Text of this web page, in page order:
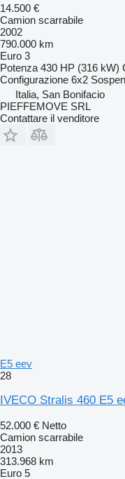
14.500 €
Camion scarrabile
2002
790.000 km
Euro 3
Potenza 430 HP (316 kW)
Configurazione 6x2
Italia, San Bonifacio
PIEFFEMOVE SRL
Contattare il venditore
E5 eev
28
IVECO Stralis 460 E5
52.000 € Netto
Camion scarrabile
2013
313.968 km
Euro 5